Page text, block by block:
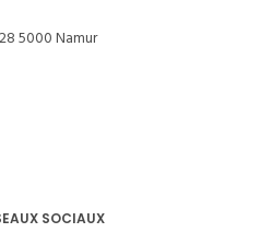
5000 Namur
SOCIAUX